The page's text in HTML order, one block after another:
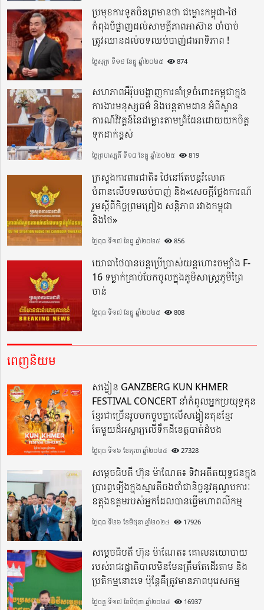
ប្រមុខការទូតចិនព្រមានថា ជម្លោះកម្ពុជា-ថៃ
កំពុងបំផ្លាញដល់សាមគ្គីភាពអាស៊ាន ចាំបាច់
ត្រូវឈានដល់បទឈប់បាញ់ជាអាទិភាព !
ថ្ងៃសុក្រ ទី១៩ ខែធ្នូ ឆ្នាំ២០២៥ 874
សហភាពអឺរ៉ុបបង្ហាញការគាំទ្រចំពោះកម្ពុជាក្នុង
ការងារមនុស្សធម៌ និងបន្តតាមដាន អំពីស្ថាន
ការណ៍វិវត្តន៍នៃជម្លោះតាមព្រំដែនដោយយកចិត្ត
ទុកដាក់ខ្ពស់
ថ្ងៃព្រហស្បតិ៍ ទី១៨ ខែធ្នូ ឆ្នាំ២០២៥ 819
ក្រសួងការពារជាតិ៖ ថៃនៅតែបន្តរំលោភ
បំពានលើបទឈប់បាញ់ និង«សេចក្តីថ្លែងការណ៍
រួមស្តីពីកិច្ចព្រមព្រៀង សន្តិភាព រវាងកម្ពុជា
និងថៃ»
ថ្ងៃពុធ ទី១៧ ខែធ្នូ ឆ្នាំ២០២៥ 856
យោធាថៃបានបន្តប្រើប្រាស់យន្តហោះចម្បាំង F-
16 ទម្លាក់គ្រាប់បែកចូលក្នុងភូមិសាស្ត្រភូមិព្រៃ
ចាន់
ថ្ងៃពុធ ទី១៧ ខែធ្នូ ឆ្នាំ២០២៥ 808
ពេញនិយម
សង្វៀន GANZBERG KUN KHMER
FESTIVAL CONCERT នាំកំពូលអ្នកប្រយុទ្ធគុន
ខ្មែរជាច្រើនរូបមកចួបគ្នាលើសង្វៀនគុនខ្មែរ
តែមួយដ៏អស្ចារ្យលើទឹកដីខេត្តបាត់ដំបង
ថ្ងៃពុធ ទី១៦ ខែតុលា ឆ្នាំ២០២៤ 27328
សម្តេចធិបតី ហ៊ុន ម៉ាណែត៖ ទិវាអតីតយុទ្ធជនក្នុង
ប្រារព្ធឡើងក្នុងស្មារតីចងចាំជានិច្ចនូវគុណូបការៈ
ឧត្តុងឧត្តមរបស់អ្នកដែលបានធ្វើមហាពលីកម្ម
ថ្ងៃពុធ ទី២៦ ខែមិថុនា ឆ្នាំ២០២៤ 17926
សម្តេចធិបតី ហ៊ុន ម៉ាណែត៖ គោលនយោបាយ
របស់រាជរដ្ឋាភិបាលមិនមែនត្រឹមតែដើរតាម និង
ប្រតិកម្មនោះទេ ប៉ុន្តែគឺត្រូវមានភាពបុរេសកម្ម
ថ្ងៃចន្ទ ទី១៧ ខែមិថុនា ឆ្នាំ២០២៤ 16937